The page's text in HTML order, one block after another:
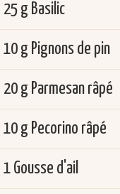
25 g Basilic
10 g Pignons de pin
20 g Parmesan râpé
10 g Pecorino râpé
1 Gousse d'ail